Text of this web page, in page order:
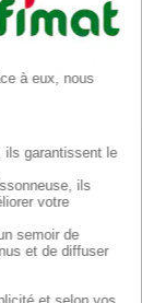
ES